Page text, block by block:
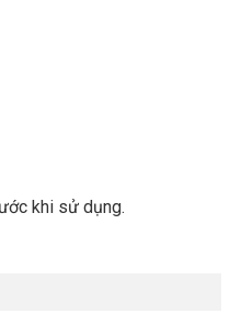
khi sử dụng.